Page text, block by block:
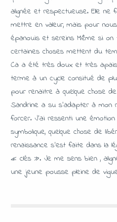
alignée et respectueuse. Elle
mettre en valeur, mais pour
épanouis et sereins Même si on
certaines choses mettent du
Ca a été très doux et très
terme à un cycle consitué de
pour renaitre à quelque chose
Sandrine a su s’adapter à mon
forcer. J’ai ressenti une
symbolique, quelque chose de
renaissance s’est faite dans la
« clés ». Je me sens bien ,
une jeune pousse pleine de